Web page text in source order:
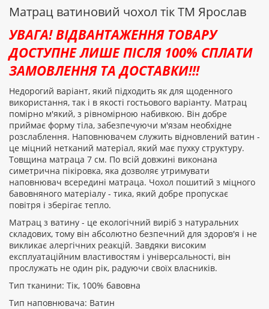
Матрац ватиновий чохол тік ТМ Ярослав
УВАГА! ВІДВАНТАЖЕННЯ ТОВАРУ
ДОСТУПНЕ ЛИШЕ ПІСЛЯ 100% СПЛАТИ
ЗАМОВЛЕННЯ ТА ДОСТАВКИ!!!
Недорогий варіант, який підходить як для щоденного
використання, так і в якості гостьового варіанту. Матрац
помірно м'який, з рівномірною набивкою. Він добре
приймає форму тіла, забезпечуючи м'язам необхідне
розслаблення. Наповнювачем служить відновлений ватин -
це міцний нетканий матеріал, який має пухку структуру.
Товщина матраца 7 см. По всій довжині виконана
симетрична пікіровка, яка дозволяє утримувати
наповнювач всередині матраца. Чохол пошитий з міцного
бавовняного матеріалу - тика, який добре пропускає
повітря і зберігає тепло.
Матрац з ватину - це екологічний виріб з натуральних
складових, тому він абсолютно безпечний для здоров'я і не
викликає алергічних реакцій. Завдяки високим
експлуатаційним властивостям і універсальності, він
прослужать не один рік, радуючи своїх власників.
Тип тканини: Тік, 100% бавовна
Тип наповнювача: Ватин
Рейтинг:
ПРОДОВЖИТИ